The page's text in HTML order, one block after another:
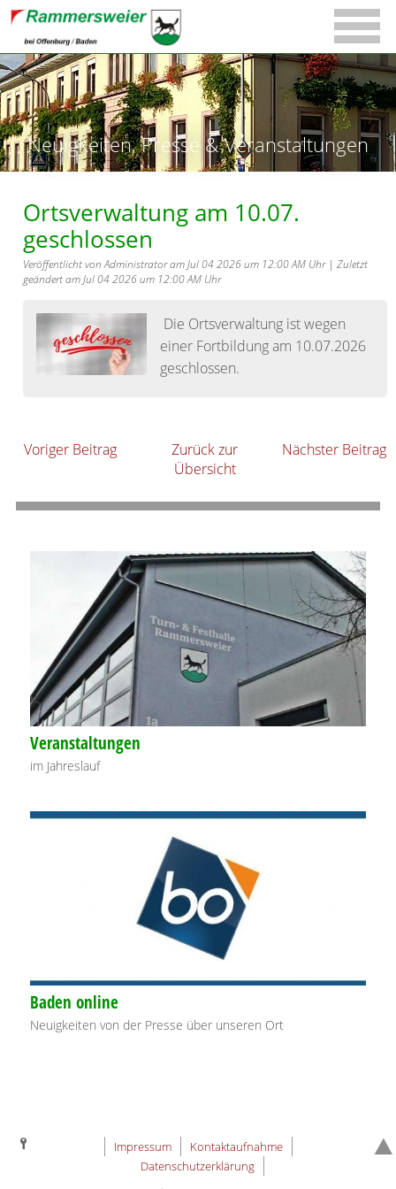
Neuigkeiten, Presse & Veranstaltungen
Ortsverwaltung am 10.07.
geschlossen
Veröffentlicht von Administrator am Jul 04 2026 um 12:00 AM Uhr | Zuletzt
geändert am Jul 04 2026 um 12:00 AM Uhr
Die Ortsverwaltung ist wegen
einer Fortbildung am 10.07.2026
geschlossen.
Voriger Beitrag
Zurück zur
Übersicht
Nächster Beitrag
Veranstaltungen
im Jahreslauf
Baden online
Neuigkeiten von der Presse über unseren Ort
Impressum
Kontaktaufnahme
Datenschutzerklärung